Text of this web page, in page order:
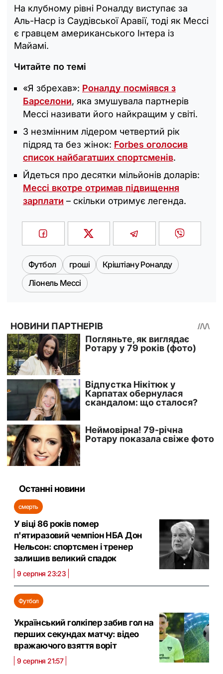
На клубному рівні Роналду виступає за
Аль-Наср із Саудівської Аравії, тоді як Мессі
є гравцем американського Інтера із
Майамі.
Читайте по темі
«Я збрехав»: Роналду посміявся з
Барселони, яка змушувала партнерів
Мессі називати його найкращим у світі.
З незмінним лідером четвертий рік
підряд та без жінок: Forbes оголосив
список найбагатших спортсменів.
Йдеться про десятки мільйонів доларів:
Мессі вкотре отримав підвищення
зарплати – скільки отримує легенда.
Футбол гроші
Кріштіану Роналду
Ліонель Мессі
Останні новини
смерть
У віці 86 років помер
п'ятиразовий чемпіон НБА Дон
Нельсон: спортсмен і тренер
залишив великий спадок
9 серпня 23:23
Футбол
Український голкіпер забив гол на
перших секундах матчу: відео
вражаючого взяття воріт
9 серпня 21:57